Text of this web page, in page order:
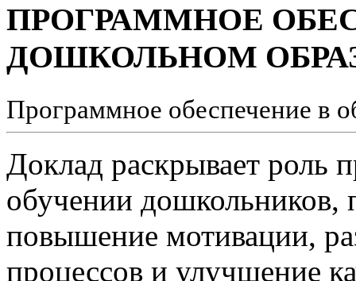
ПРОГРАММНОЕ
ДОШКОЛЬНОМ
Программное обеспечение в
Доклад раскрывает роль
обучении дошкольников,
повышение мотивации,
процессов и улучшение